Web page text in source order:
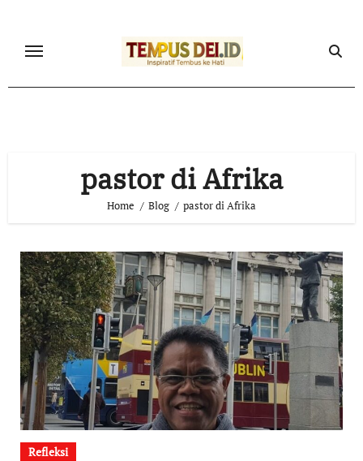
content
pastor di Afrika
Home Blog pastor di Afrika
Refleksi